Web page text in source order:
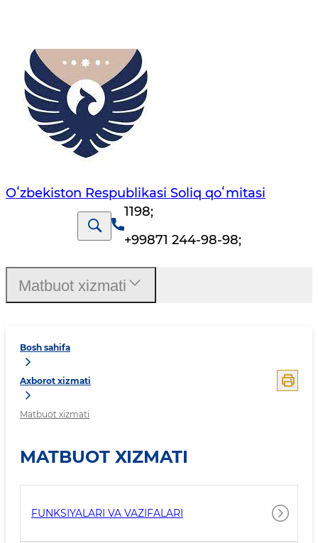
Oʻzbekiston Respublikasi Soliq qoʻmitasi
1198;
+99871 244-98-98;
Bosh sahifa
Axborot xizmati
Matbuot xizmati
MATBUOT XIZMATI
FUNKSIYALARI VA VAZIFALARI
Matbuot xizmati